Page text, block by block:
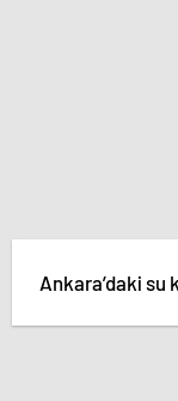
Ankara’daki su